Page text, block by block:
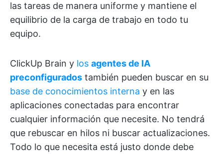
las tareas de manera uniforme y mantiene el
equilibrio de la carga de trabajo en todo tu
equipo.
ClickUp Brain y los agentes de IA
preconfigurados también pueden buscar en su
base de conocimientos interna y en las
aplicaciones conectadas para encontrar
cualquier información que necesite. No tendrá
que rebuscar en hilos ni buscar actualizaciones.
Todo lo que necesita está justo donde debe